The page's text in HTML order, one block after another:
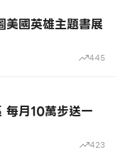
國英雄主題書展
445
月10萬步送一
423